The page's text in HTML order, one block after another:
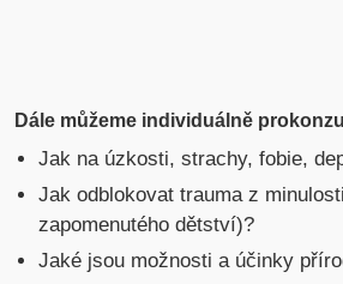
Dále můžeme individuálně
Jak na úzkosti, strachy, fobie,
Jak odblokovat trauma z
zapomenutého dětství)?
Jaké jsou možnosti a účinky